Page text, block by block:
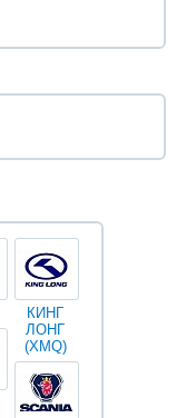
КИНГ
ЛОНГ
(XMQ)